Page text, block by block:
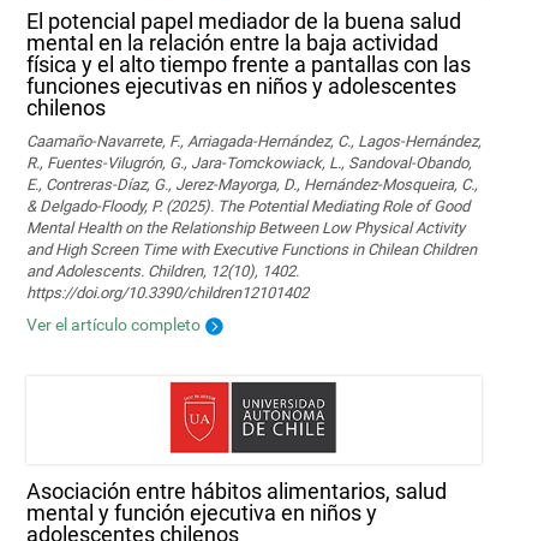
El potencial papel mediador de la buena salud
mental en la relación entre la baja actividad
física y el alto tiempo frente a pantallas con las
funciones ejecutivas en niños y adolescentes
chilenos
Caamaño-Navarrete, F., Arriagada-Hernández, C., Lagos-Hernández,
R., Fuentes-Vilugrón, G., Jara-Tomckowiack, L., Sandoval-Obando,
E., Contreras-Díaz, G., Jerez-Mayorga, D., Hernández-Mosqueira, C.,
& Delgado-Floody, P. (2025). The Potential Mediating Role of Good
Mental Health on the Relationship Between Low Physical Activity
and High Screen Time with Executive Functions in Chilean Children
and Adolescents. Children, 12(10), 1402.
https://doi.org/10.3390/children12101402
Ver el artículo completo
Asociación entre hábitos alimentarios, salud
mental y función ejecutiva en niños y
adolescentes chilenos